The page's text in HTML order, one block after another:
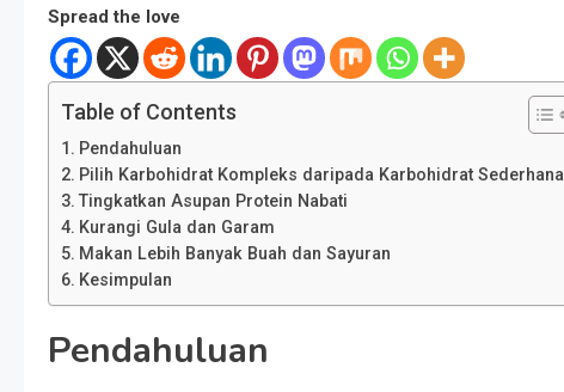
Spread the love
Table of Contents
Pendahuluan
Pilih Karbohidrat Kompleks daripada Karbohidrat Sederhana
Tingkatkan Asupan Protein Nabati
Kurangi Gula dan Garam
Makan Lebih Banyak Buah dan Sayuran
Kesimpulan
Pendahuluan